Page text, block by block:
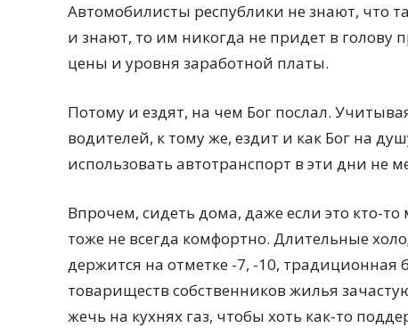
Автомобилисты республики не знают, что
и знают, то им никогда не придет в голову
цены и уровня заработной платы.
Потому и ездят, на чем Бог послал.
водителей, к тому же, ездит и как Бог на
использовать автотранспорт в эти дни не
Впрочем, сидеть дома, даже если это кто-
тоже не всегда комфортно. Длительные
держится на отметке -7, -10, традиционная
товариществ собственников жилья
жечь на кухнях газ, чтобы хоть как-то